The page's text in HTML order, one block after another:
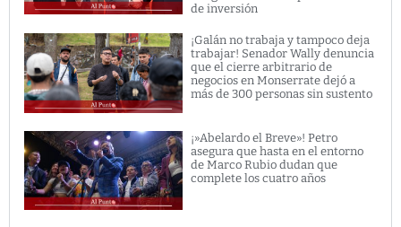
de inversión
¡Galán no trabaja y tampoco deja
trabajar! Senador Wally denuncia
que el cierre arbitrario de
negocios en Monserrate dejó a
más de 300 personas sin sustento
¡»Abelardo el Breve»! Petro
asegura que hasta en el entorno
de Marco Rubio dudan que
complete los cuatro años